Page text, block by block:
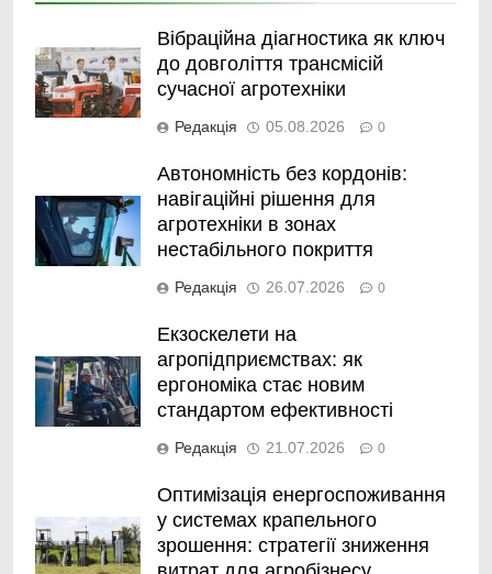
Вібраційна діагностика як ключ
до довголіття трансмісій
сучасної агротехніки
Редакція 05.08.2026 0
Автономність без кордонів:
навігаційні рішення для
агротехніки в зонах
нестабільного покриття
Редакція 26.07.2026 0
Екзоскелети на
агропідприємствах: як
ергономіка стає новим
стандартом ефективності
Редакція 21.07.2026 0
Оптимізація енергоспоживання
у системах крапельного
зрошення: стратегії зниження